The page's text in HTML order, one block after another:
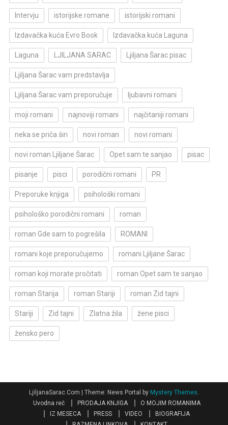
Intervju istorijske romane istorijski romani
Izdavačka kuća Evro Book Izdavačka kuća Laguna
Laguna LJILJANA SARAC Ljiljana Šarac pisac
Ljiljana Šarac vam predstavlja
Ljiljana Šarac vam preporučuje ljubavni romani
moji romani najnoviji romani najčitaniji romani
neka se priča širi novi roman novi romani
novi roman Ljiljane Šarac Opet sam te sanjao pisac
pisanje pisci porodični romani PR
Preporuke knjiga psihološki romani
psihološko porodični romani roman
roman Gde sam to pogrešila ROMANI
romani koje preporučujemo romani Ljiljane Šarac
roman koji morate pročitati roman Opet sam te sanjao
roman Starija roman Stariji roman Zid tajni
Stariji Zid tajni Zlatna žila žene pisci
žensko pero
LjiljanaSarac.Com | Theme: News Portal by Mystery Themes.
Uvodna reč
PRODAJA KNJIGA
O MOJIM ROMANIMA
IZ MESECA
PRESS VIDEO
BIOGRAFIJA